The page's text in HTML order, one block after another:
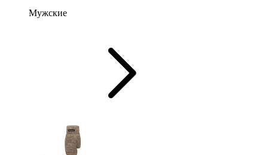
Мужские